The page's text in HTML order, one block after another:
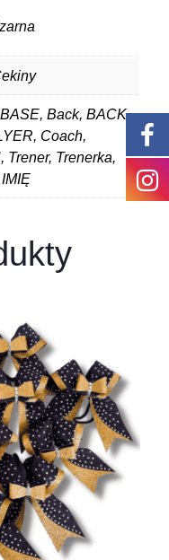
Back, BACK,
Coach,
Trener, Trenerka,